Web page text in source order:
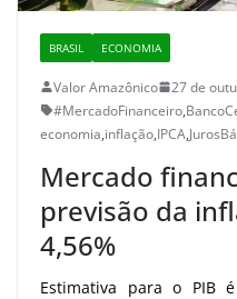
BRASIL ECONOMIA
Valor Amazônico 27 de
#MercadoFinanceiro,
economia,inflação,IPCA,
Mercado
previsão da
4,56%
Estimativa para o PIB